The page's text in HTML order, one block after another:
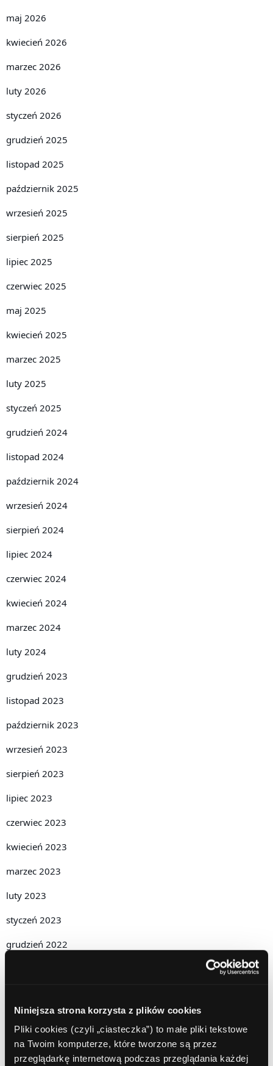
Niniejsza strona korzysta z plików cookies
Pliki cookies (czyli „ciasteczka”) to małe pliki tekstowe
na Twoim komputerze, które tworzone są przez
przeglądarkę internetową podczas przeglądania każdej
maj 2026
kwiecień 2026
marzec 2026
luty 2026
styczeń 2026
grudzień 2025
listopad 2025
październik 2025
wrzesień 2025
sierpień 2025
lipiec 2025
czerwiec 2025
maj 2025
kwiecień 2025
marzec 2025
luty 2025
styczeń 2025
grudzień 2024
listopad 2024
październik 2024
wrzesień 2024
sierpień 2024
lipiec 2024
czerwiec 2024
kwiecień 2024
marzec 2024
luty 2024
grudzień 2023
listopad 2023
październik 2023
wrzesień 2023
sierpień 2023
lipiec 2023
czerwiec 2023
kwiecień 2023
marzec 2023
luty 2023
styczeń 2023
grudzień 2022
wrzesień 2022
sierpień 2022